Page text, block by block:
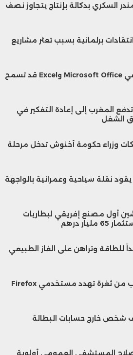
السكري بدكالة بإنتاج يتجاوز نصف
برلمانية بسبب تعثر مشاريع
تحذير أمني من ثغرة في Microsoft Office وExcel قد تسمح
المغرب إلى إعادة التفكير في
الشغل
وزراء حكومة أخنوش تدخل مرحلة
نقلة سياحية وعمرانية بالواجهة
أول مصنع إفريقي لبطاريات
درهم
للطاقة وتراهن على الغاز الطبيعي
تحذير أمني في المغرب من ثغرة تهدد مستخدمي Firefox
الدولي : 884 ألف شخص خارج حسابات البطالة
المستشفى العمومي أولوية